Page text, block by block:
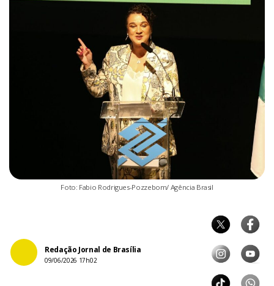
Foto: Fabio Rodrigues-Pozzebom/ Agência Brasil
Redação Jornal de Brasília
09/06/2026 17h02